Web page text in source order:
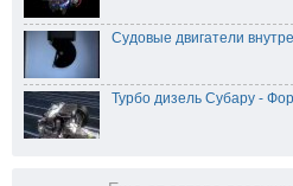
Судовые двигатели
Турбо дизель Субару -